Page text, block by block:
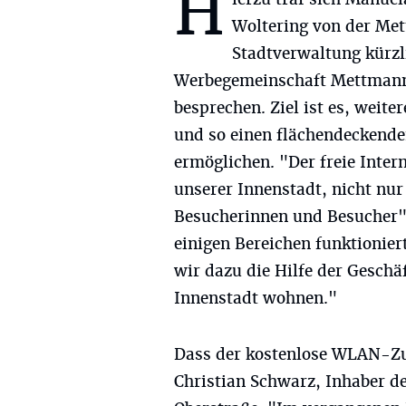
Woltering von der
Stadtverwaltung
Werbegemeinschaft
besprechen. Ziel ist es,
und so einen
ermöglichen. "Der freie
unserer Innenstadt, nicht
Besucherinnen und
einigen Bereichen
wir dazu die Hilfe der
Innenstadt wohnen."
Dass der kostenlose WLAN-
Christian Schwarz, Inhaber